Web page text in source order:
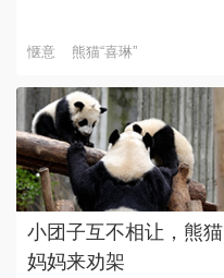
惬意 熊猫“喜琳”
小团子互不相让，熊猫
妈妈来劝架